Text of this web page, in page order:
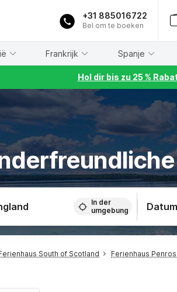
+31 885016722
Bel om te boeken
Frankrijk Spanje
Hol dir bis zu 25 %
In der
umgebung
South of Scotland Ferienhaus